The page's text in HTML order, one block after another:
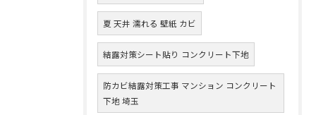
夏 天井 濡れる 壁紙 カビ
結露対策シート貼り コンクリート下地
防カビ結露対策工事 マンション コンクリート
下地 埼玉